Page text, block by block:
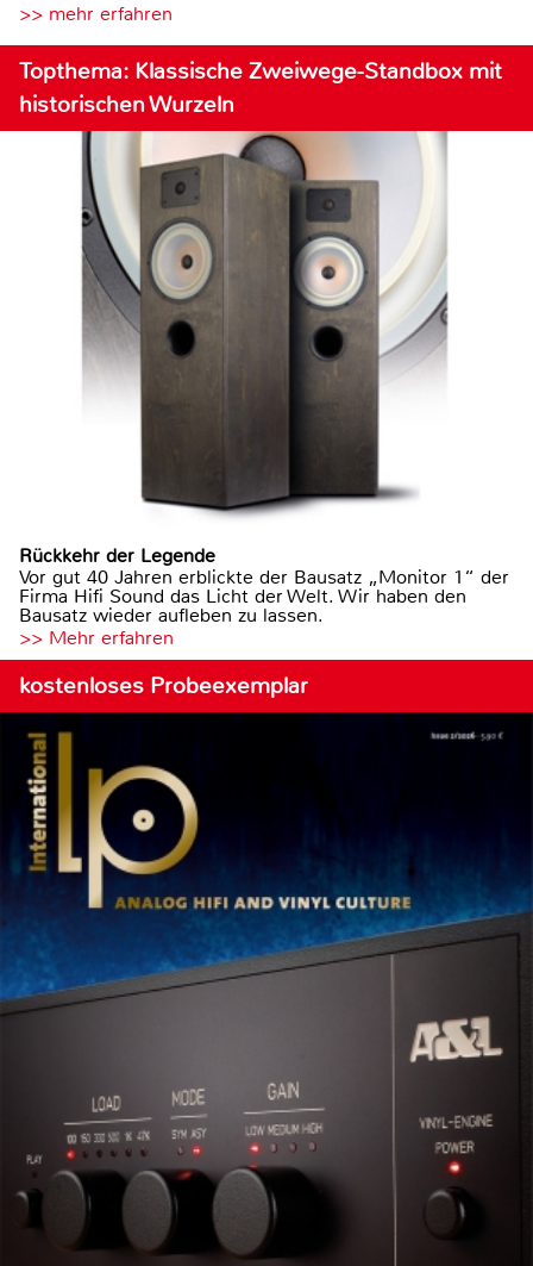
>> mehr erfahren
Topthema: Klassische Zweiwege-Standbox mit
historischen Wurzeln
Rückkehr der Legende
Vor gut 40 Jahren erblickte der Bausatz „Monitor 1“ der
Firma Hifi Sound das Licht der Welt. Wir haben den
Bausatz wieder aufleben zu lassen.
>> Mehr erfahren
kostenloses Probeexemplar